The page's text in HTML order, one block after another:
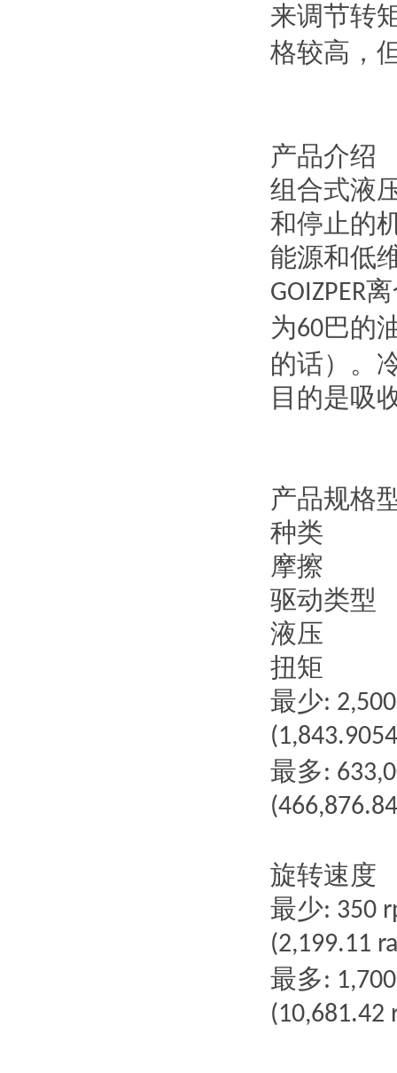
来调节转
格较高，
产品介绍
组合式液
和停止的
能源和低
GOIZPER
为60巴的
的话）。
目的是吸
产品规格
种类
摩擦
驱动类型
液压
扭矩
最少:
最多:
旋转速度
最少: 350
(2,199.11
最多:
(10,681.42